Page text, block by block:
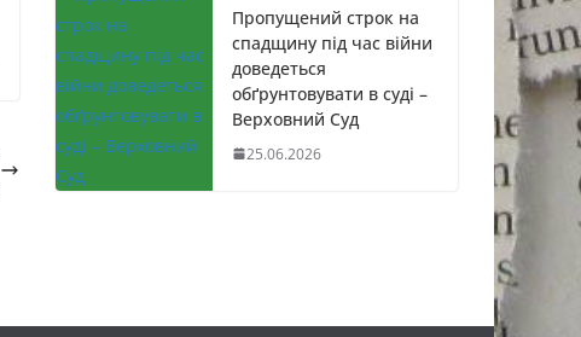
Пропущений строк на
спадщину під час війни
доведеться
обґрунтовувати в суді –
Верховний Суд
25.06.2026